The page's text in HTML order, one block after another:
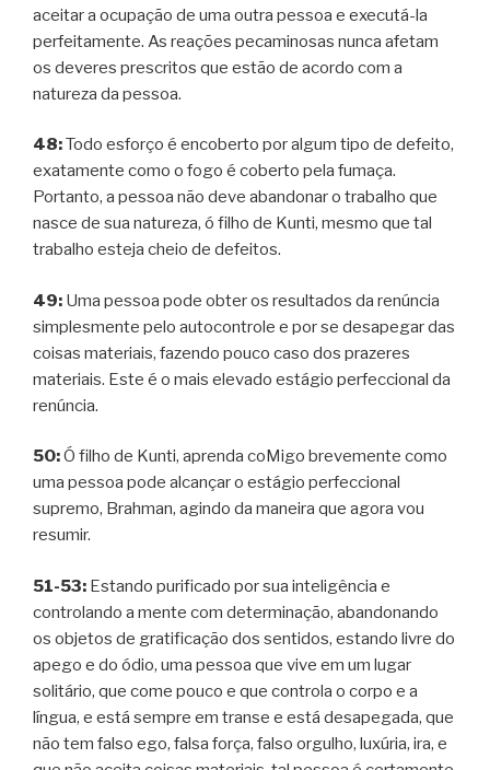
aceitar a ocupação de uma outra pessoa e executá-la
perfeitamente. As reações pecaminosas nunca afetam
os deveres prescritos que estão de acordo com a
natureza da pessoa.
48:Todo esforço é encoberto por algum tipo de defeito,
exatamente como o fogo é coberto pela fumaça.
Portanto, a pessoa não deve abandonar o trabalho que
nasce de sua natureza, ó filho de Kunti, mesmo que tal
trabalho esteja cheio de defeitos.
49: Uma pessoa pode obter os resultados da renúncia
simplesmente pelo autocontrole e por se desapegar das
coisas materiais, fazendo pouco caso dos prazeres
materiais. Este é o mais elevado estágio perfeccional da
renúncia.
50:Ó filho de Kunti, aprenda coMigo brevemente como
uma pessoa pode alcançar o estágio perfeccional
supremo, Brahman, agindo da maneira que agora vou
resumir.
51-53: Estando purificado por sua inteligência e
controlando a mente com determinação, abandonando
os objetos de gratificação dos sentidos, estando livre do
apego e do ódio, uma pessoa que vive em um lugar
solitário, que come pouco e que controla o corpo e a
língua, e está sempre em transe e está desapegada, que
não tem falso ego, falsa força, falso orgulho, luxúria, ira, e